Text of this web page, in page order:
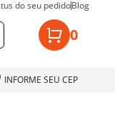
do seu pedidoBlog
0
INFORME SEU CEP